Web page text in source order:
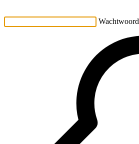
Wachtwoord